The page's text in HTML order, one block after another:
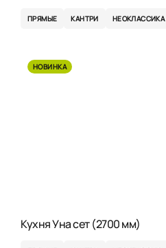
ПРЯМЫЕ КАНТРИ НЕОКЛАССИКА
НОВИНКА
Кухня Уна сет (2700 мм)